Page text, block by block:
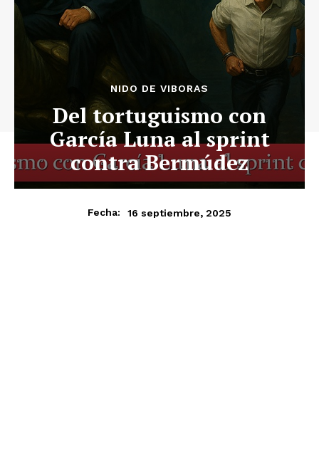
NIDO DE VIBORAS
Del tortuguismo con
García Luna al sprint
contra Bermúdez
Fecha: 16 septiembre, 2025